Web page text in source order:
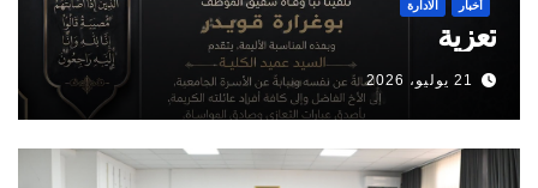
أخبار الادارة
تعزية
21 يوليو، 2026